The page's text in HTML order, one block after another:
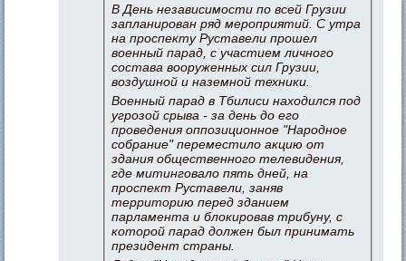
В День независимости по всей Грузии
запланирован ряд мероприятий. С утра
на проспекту Руставели прошел
военный парад, с участием личного
состава вооруженных сил Грузии,
воздушной и наземной техники.
Военный парад в Тбилиси находился под
угрозой срыва - за день до его
проведения оппозиционное "Народное
собрание" переместило акцию от
здания общественного телевидения,
где митинговало пять дней, на
проспект Руставели, заняв
территорию перед зданием
парламента и блокировав трибуну, с
которой парад должен был принимать
президент страны.